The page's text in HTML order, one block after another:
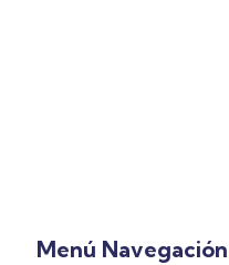
Menú Navegación